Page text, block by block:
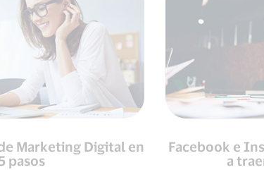
Marketing Digital en
pasos
Facebook e
a